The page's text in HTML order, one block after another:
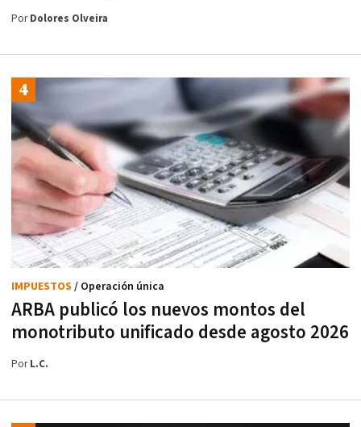
PorDolores Olveira
ARBA publicó los nuevos montos del
monotributo unificado desde agosto 2026
IMPUESTOS / Operación única
PorL.C.